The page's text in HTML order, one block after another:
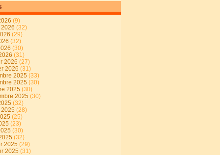
(9)
(32)
(29)
(32)
(30)
(31)
2026 (27)
2026 (31)
2025 (33)
2025 (30)
2025 (30)
2025 (30)
(32)
(28)
(25)
(23)
(30)
(32)
2025 (29)
2025 (31)